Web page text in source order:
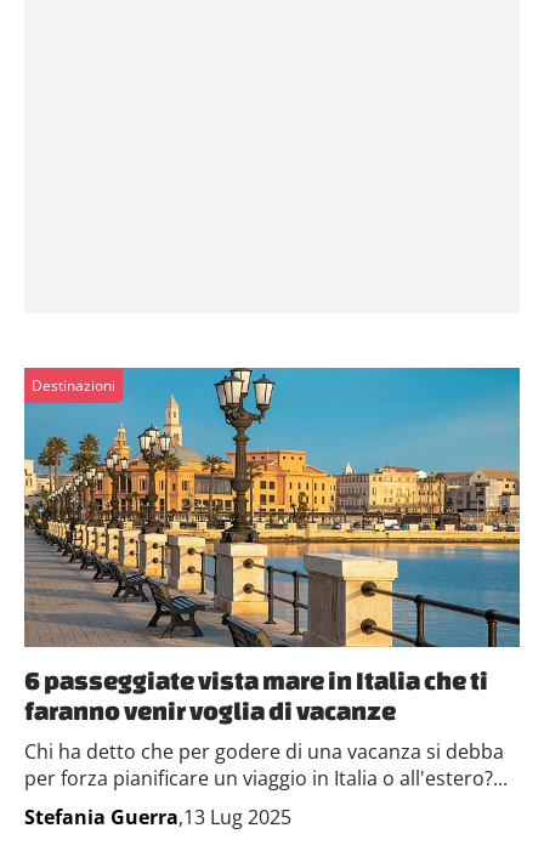
Destinazioni
6 passeggiate vista mare in Italia che ti
faranno venir voglia di vacanze
Chi ha detto che per godere di una vacanza si debba
per forza pianificare un viaggio in Italia o all'estero?...
Stefania Guerra,13 Lug 2025